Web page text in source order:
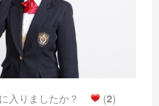
入りましたか？ (2)